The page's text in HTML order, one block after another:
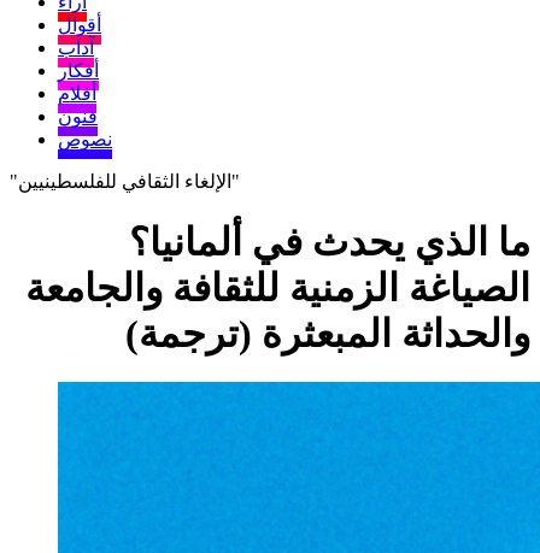
أقوال
آداب
أفكار
أفلام
فنون
نصوص
"الإلغاء الثقافي للفلسطينيين"
ما الذي يحدث في ألمانيا؟
الصياغة الزمنية للثقافة والجامعة
والحداثة المبعثرة (ترجمة)